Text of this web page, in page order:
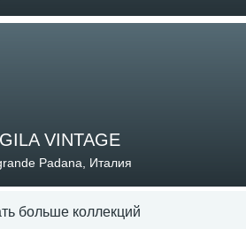
VINTAGE
Padana, Италия
больше коллекций